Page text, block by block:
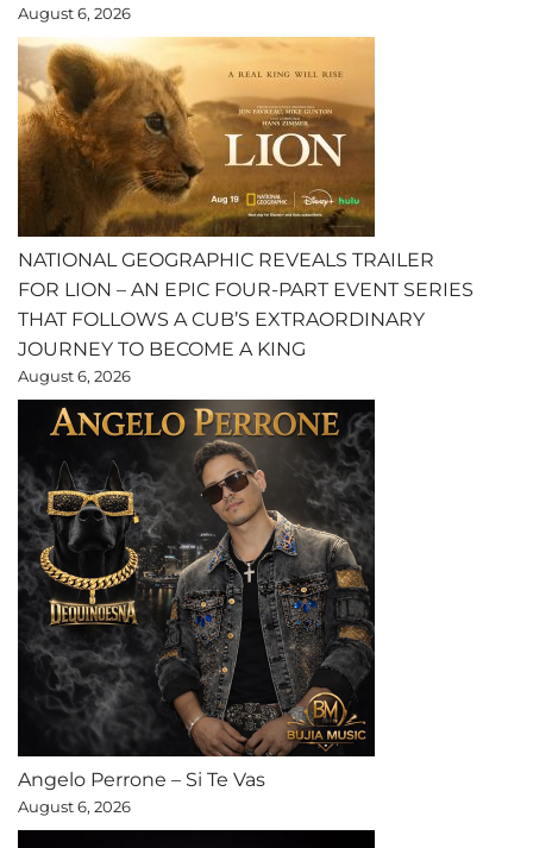
August 6, 2026
NATIONAL GEOGRAPHIC REVEALS TRAILER
FOR LION – AN EPIC FOUR-PART EVENT SERIES
THAT FOLLOWS A CUB’S EXTRAORDINARY
JOURNEY TO BECOME A KING
August 6, 2026
Angelo Perrone – Si Te Vas
August 6, 2026